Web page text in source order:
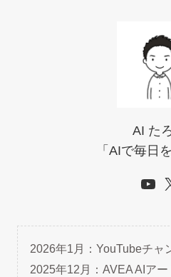
AI た
「AIで毎日
YouTube
2026年1月：YouTubeチャ
2025年12月：AVEA AIア